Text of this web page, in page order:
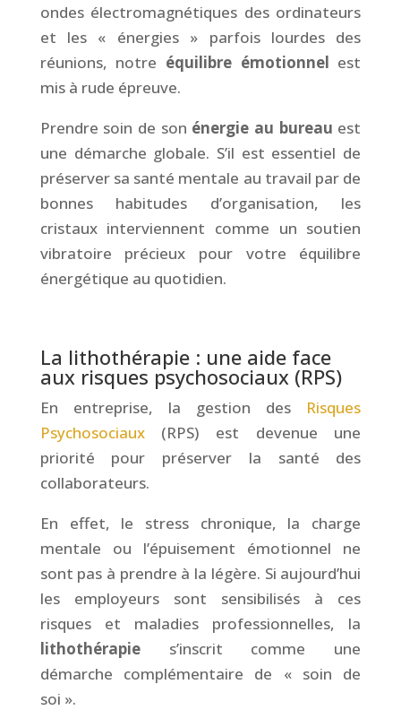
ondes électromagnétiques des ordinateurs
et les « énergies » parfois lourdes des
réunions, notre équilibre émotionnel est
mis à rude épreuve.
Prendre soin de son énergie au bureau est
une démarche globale. S’il est essentiel de
préserver sa santé mentale au travail par de
bonnes habitudes d’organisation, les
cristaux interviennent comme un soutien
vibratoire précieux pour votre équilibre
énergétique au quotidien.
La lithothérapie : une aide face
aux risques psychosociaux (RPS)
En entreprise, la gestion des Risques
Psychosociaux(RPS) est devenue une
priorité pour préserver la santé des
collaborateurs.
En effet, le stress chronique, la charge
mentale ou l’épuisement émotionnel ne
sont pas à prendre à la légère. Si aujourd’hui
les employeurs sont sensibilisés à ces
risques et maladies professionnelles, la
lithothérapies’inscrit comme une
démarche complémentaire de « soin de
soi ».